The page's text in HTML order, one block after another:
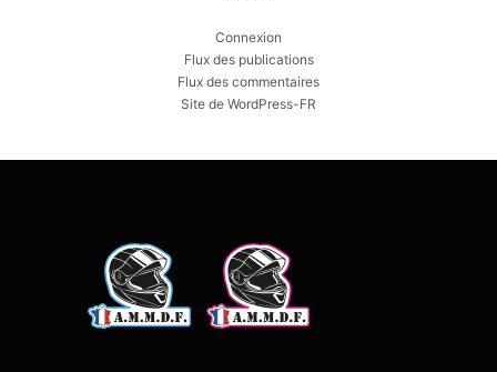
Connexion
Flux des publications
Flux des commentaires
Site de WordPress-FR